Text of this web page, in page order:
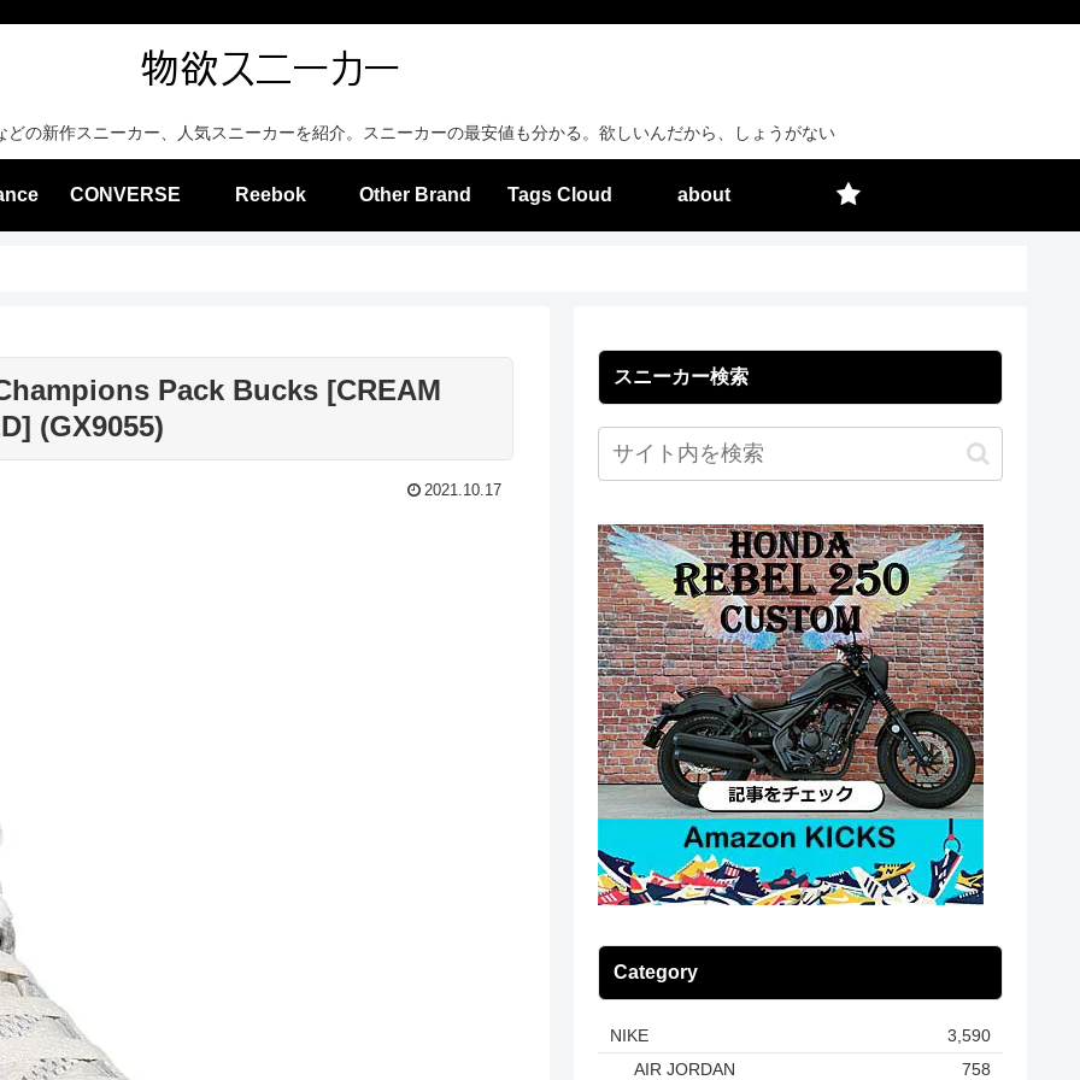
の新作スニーカー、人気スニーカーを紹介。スニーカーの最安値も分かる。欲しいんだから、しょうがない
CONVERSE Reebok Other Brand Tags Cloud about
Pack Bucks [CREAM
(GX9055)
2021.10.17
スニーカー検索
Category
NIKE
3,590
AIR JORDAN
758